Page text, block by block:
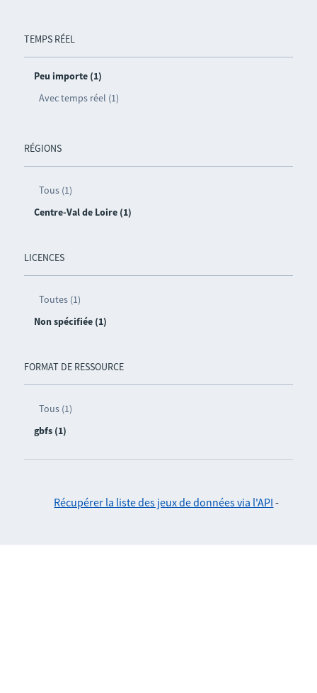
TEMPS RÉEL
Peu importe (1)
Avec temps réel (1)
RÉGIONS
Tous (1)
Centre-Val de Loire (1)
LICENCES
Toutes (1)
Non spécifiée (1)
FORMAT DE RESSOURCE
Tous (1)
gbfs (1)
Récupérer la liste des jeux de données via l'API -